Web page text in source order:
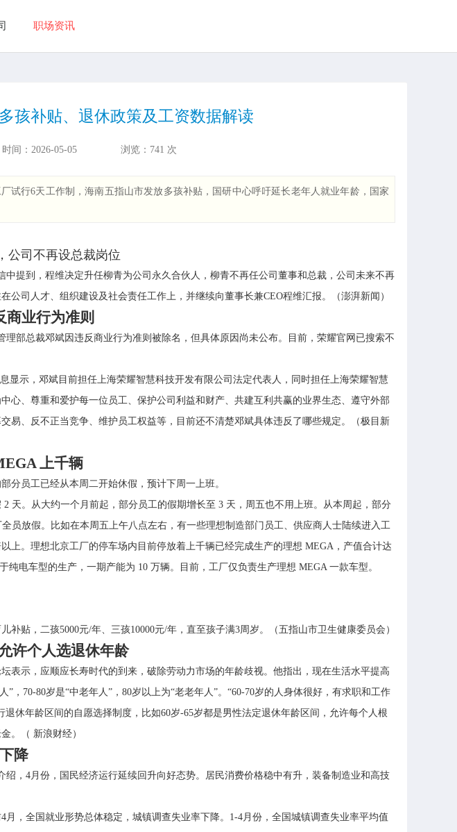
职场资讯
孩补贴、退休政策及工资数据解读
时间： 2026-05-05 浏览： 741 次
试行6天工作制，海南五指山市发放多孩补贴，国研中心呼吁延长老年人就业年龄，国家
公司不再设总裁岗位
提到，程维决定升任柳青为公司永久合伙人，柳青不再任公司董事和总裁，公司未来不再
司人才、组织建设及社会责任工作上，并继续向董事长兼CEO程维汇报。（澎湃新闻）
商业行为准则
部总裁邓斌因违反商业行为准则被除名，但具体原因尚未公布。目前，荣耀官网已搜索不
显示，邓斌目前担任上海荣耀智慧科技开发有限公司法定代表人，同时担任上海荣耀智慧
心、尊重和爱护每一位员工、保护公司利益和财产、共建互利共赢的业界生态、遵守外部
易、反不正当竞争、维护员工权益等，目前还不清楚邓斌具体违反了哪些规定。（极目新
上千辆
分员工已经从本周二开始休假，预计下周一上班。
天。从大约一个月前起，部分员工的假期增长至 3 天，周五也不用上班。从本周起，部分
员放假。比如在本周五上午八点左右，有一些理想制造部门员工、供应商人士陆续进入工
上。理想北京工厂的停车场内目前停放着上千辆已经完成生产的理想 MEGA，产值合计达
电车型的生产，一期产能为 10 万辆。目前，工厂仅负责生产理想 MEGA 一款车型。
贴，二孩5000元/年、三孩10000元/年，直至孩子满3周岁。（五指山市卫生健康委员会）
许个人选退休年龄
表示，应顺应长寿时代的到来，破除劳动力市场的年龄歧视。他指出，现在生活水平提高
，70-80岁是“中老年人”，80岁以上为“老老年人”。“60-70岁的人身体很好，有求职和工作
休年龄区间的自愿选择制度，比如60岁-65岁都是男性法定退休年龄区间，允许每个人根
。（ 新浪财经）
降
，4月份，国民经济运行延续回升向好态势。居民消费价格稳中有升，装备制造业和高技
，全国就业形势总体稳定，城镇调查失业率下降。1-4月份，全国城镇调查失业率平均值